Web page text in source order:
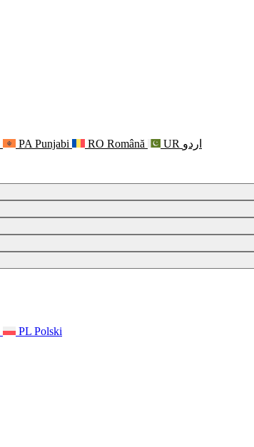
PA Punjabi RO Română UR اردو
PL Polski